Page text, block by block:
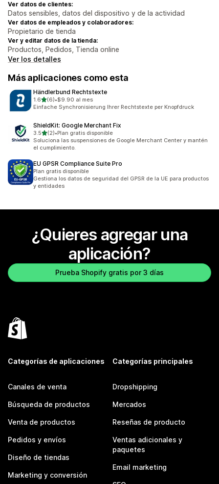
Ver datos de clientes:
Datos sensibles, datos del dispositivo y de la actividad
Ver datos de empleados y colaboradores:
Propietario de tienda
Ver y editar datos de la tienda:
Productos, Pedidos, Tienda online
Ver los detalles
Más aplicaciones como esta
Händlerbund Rechtstexte
1.6de 5 estrellas
(6)
6 reseñas en total
•$9.90 al mes
Einfache Synchronisierung Ihrer Rechtstexte per Knopfdruck
ShieldKit: Google Merchant Fix
3.5de 5 estrellas
(2)
2 reseñas en total
•Plan gratis disponible
Soluciona las suspensiones de Google Merchant Center y mantén
el cumplimiento.
EU GPSR Compliance Suite Pro
Plan gratis disponible
Gestiona los datos de seguridad del GPSR de la UE para productos
y entidades
¿Quieres agregar una
aplicación?
Prueba Shopify gratis por 3 días
Categorías de aplicaciones
Canales de venta
Búsqueda de productos
Venta de productos
Pedidos y envíos
Diseño de tiendas
Marketing y conversión
Categorías principales
Dropshipping
Mercados
Reseñas de producto
Ventas adicionales y
paquetes
Email marketing